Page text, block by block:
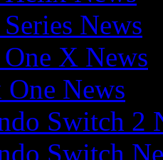
News
X News
News
Switch 2
Switch